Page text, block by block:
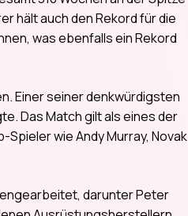
hält auch den Rekord für die
was ebenfalls ein Rekord
Einer seiner denkwürdigsten
Das Match gilt als eines der
wie Andy Murray, Novak
darunter Peter